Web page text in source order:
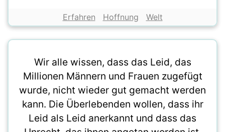
Erfahren Hoffnung Welt
Wir alle wissen, dass das Leid, das
Millionen Männern und Frauen zugefügt
wurde, nicht wieder gut gemacht werden
kann. Die Überlebenden wollen, dass ihr
Leid als Leid anerkannt und dass das